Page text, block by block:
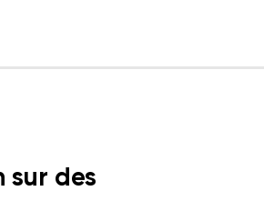
sur des